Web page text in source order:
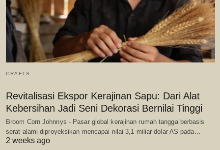
CRAFTS
Revitalisasi Ekspor Kerajinan Sapu: Dari Alat
Kebersihan Jadi Seni Dekorasi Bernilai Tinggi
Broom Corn Johnnys - Pasar global kerajinan rumah tangga berbasis
serat alami diproyeksikan mencapai nilai 3,1 miliar dolar AS pada…
2 weeks ago